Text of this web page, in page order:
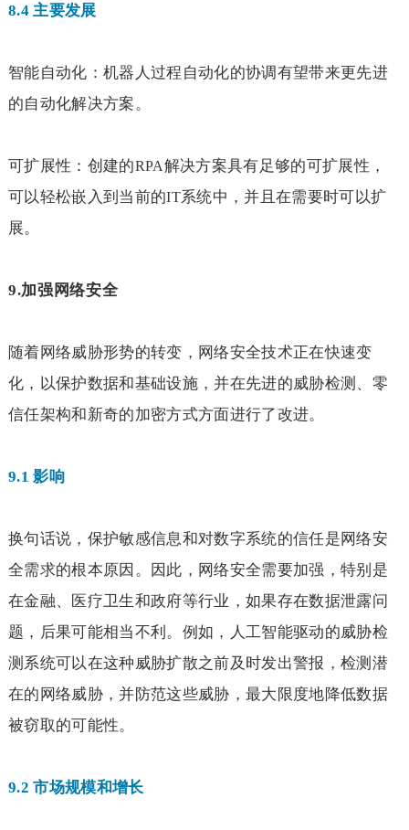
8.4主要发展
智能自动化：机器人过程自动化的协调有望带来更先进
的自动化解决方案。
可扩展性：创建的RPA解决方案具有足够的可扩展性，
可以轻松嵌入到当前的IT系统中，并且在需要时可以扩
展。
9.加强网络安全
随着网络威胁形势的转变，网络安全技术正在快速变
化，以保护数据和基础设施，并在先进的威胁检测、零
信任架构和新奇的加密方式方面进行了改进。
9.1影响
换句话说，保护敏感信息和对数字系统的信任是网络安
全需求的根本原因。因此，网络安全需要加强，特别是
在金融、医疗卫生和政府等行业，如果存在数据泄露问
题，后果可能相当不利。例如，人工智能驱动的威胁检
测系统可以在这种威胁扩散之前及时发出警报，检测潜
在的网络威胁，并防范这些威胁，最大限度地降低数据
被窃取的可能性。
9.2市场规模和增长